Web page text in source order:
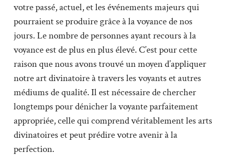
votre passé, actuel, et les événements majeurs qui
pourraient se produire grâce à la voyance de nos
jours. Le nombre de personnes ayant recours à la
voyance est de plus en plus élevé. C’est pour cette
raison que nous avons trouvé un moyen d’appliquer
notre art divinatoire à travers les voyants et autres
médiums de qualité. Il est nécessaire de chercher
longtemps pour dénicher la voyante parfaitement
appropriée, celle qui comprend véritablement les arts
divinatoires et peut prédire votre avenir à la
perfection.